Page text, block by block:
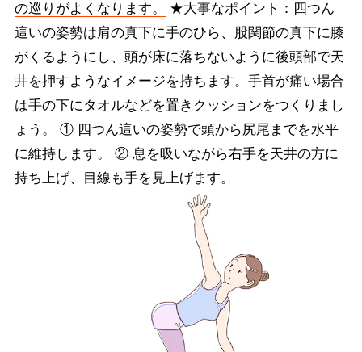
の巡りがよくなります。
★大事なポイント：四つん
這いの姿勢は肩の真下に手のひら、股関節の真下に膝
がくるようにし、頭が床に落ちないように後頭部で天
井を押すようなイメージを持ちます。手首が痛い場合
は手の下にタオルなどを置きクッションをつくりまし
ょう。 ① 四つん這いの姿勢で頭から尻尾までを水平
に維持します。 ② 息を吸いながら右手を天井の方に
持ち上げ、目線も手を見上げます。